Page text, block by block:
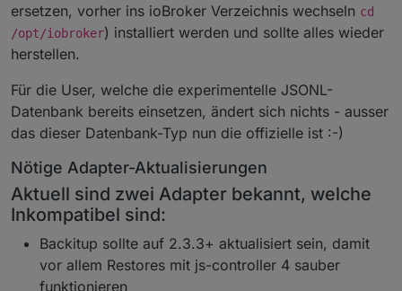
ersetzen, vorher ins ioBroker Verzeichnis wechseln cd
/opt/iobroker) installiert werden und sollte alles wieder
herstellen.
Für die User, welche die experimentelle JSONL-
Datenbank bereits einsetzen, ändert sich nichts - ausser
das dieser Datenbank-Typ nun die offizielle ist :-)
Nötige Adapter-Aktualisierungen
Aktuell sind zwei Adapter bekannt, welche
Inkompatibel sind:
Backitup sollte auf 2.3.3+ aktualisiert sein, damit
vor allem Restores mit js-controller 4 sauber
funktionieren